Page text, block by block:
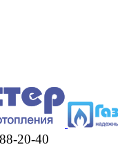
20-40